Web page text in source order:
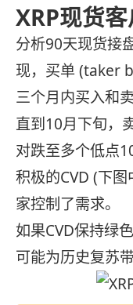
XRP现货
分析90天现货接
现，买单 (taker
三个月内买入和
直到10月下旬，
对跌至多个低点
积极的CVD (下
家控制了需求。
如果CVD保持绿
可能为历史复苏